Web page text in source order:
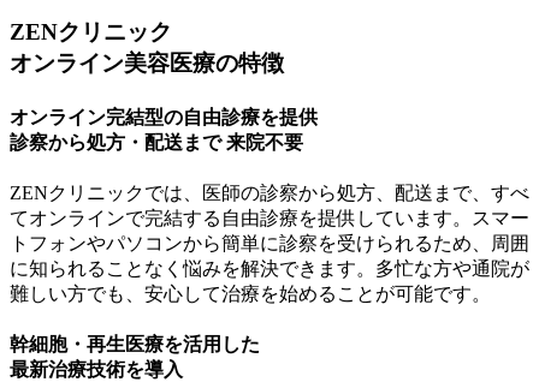
ZENクリニック
オンライン美容医療の特徴
オンライン完結型の自由診療を提供
診察から処方・配送まで来院不要
ZENクリニックでは、医師の診察から処方、配送まで、すべ
てオンラインで完結する自由診療を提供しています。スマー
トフォンやパソコンから簡単に診察を受けられるため、周囲
に知られることなく悩みを解決できます。多忙な方や通院が
難しい方でも、安心して治療を始めることが可能です。
幹細胞・再生医療を活用した
最新治療技術を導入